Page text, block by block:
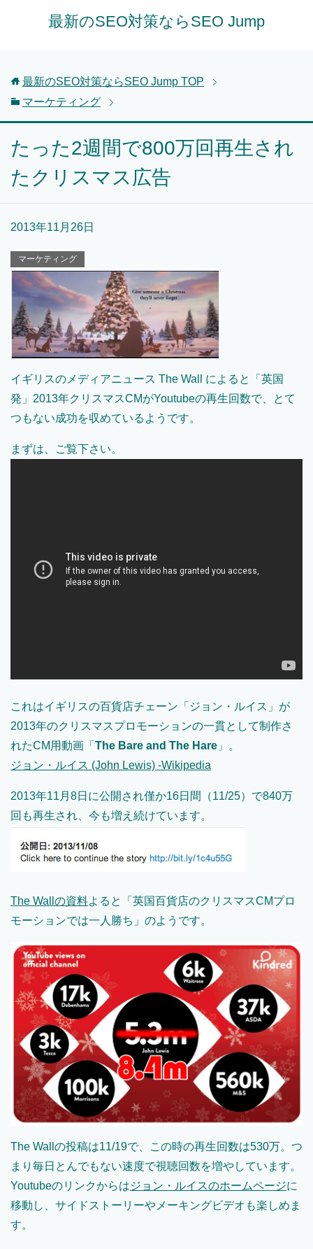
最新のSEO対策ならSEO Jump
最新のSEO対策ならSEO Jump TOP
マーケティング
たった2週間で800万回再生され
たクリスマス広告
2013年11月26日
マーケティング
イギリスのメディアニュース The Wall によると「英国
発」2013年クリスマスCMがYoutubeの再生回数で、とて
つもない成功を収めているようです。
まずは、ご覧下さい。
これはイギリスの百貨店チェーン「ジョン・ルイス」が
2013年のクリスマスプロモーションの一貫として制作さ
れたCM用動画「 The Bare and The Hare 」。
ジョン・ルイス (John Lewis) -Wikipedia
2013年11月8日に公開され僅か16日間（11/25）で840万
回も再生され、今も増え続けています。
The Wallの資料よると「英国百貨店のクリスマスCMプロ
モーションでは一人勝ち」のようです。
The Wallの投稿は11/19で、この時の再生回数は530万。つ
まり毎日とんでもない速度で視聴回数を増やしています。
Youtubeのリンクからはジョン・ルイスのホームページに
移動し、サイドストーリーやメーキングビデオも楽しめま
す。